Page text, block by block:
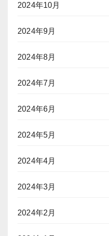
2024年10月
2024年9月
2024年8月
2024年7月
2024年6月
2024年5月
2024年4月
2024年3月
2024年2月